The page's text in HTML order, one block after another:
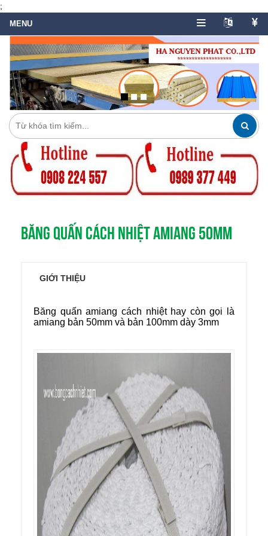
;
BĂNG QUẤN CÁCH NHIỆT AMIANG 50MM
GIỚI THIỆU
Băng quấn amiang cách nhiệt hay còn gọi là
amiang bản 50mm và bản 100mm dày 3mm